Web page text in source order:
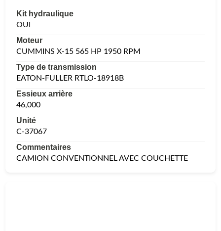
Kit hydraulique
OUI
Moteur
CUMMINS X-15 565 HP 1950 RPM
Type de transmission
EATON-FULLER RTLO-18918B
Essieux arrière
46,000
Unité
C-37067
Commentaires
CAMION CONVENTIONNEL AVEC COUCHETTE